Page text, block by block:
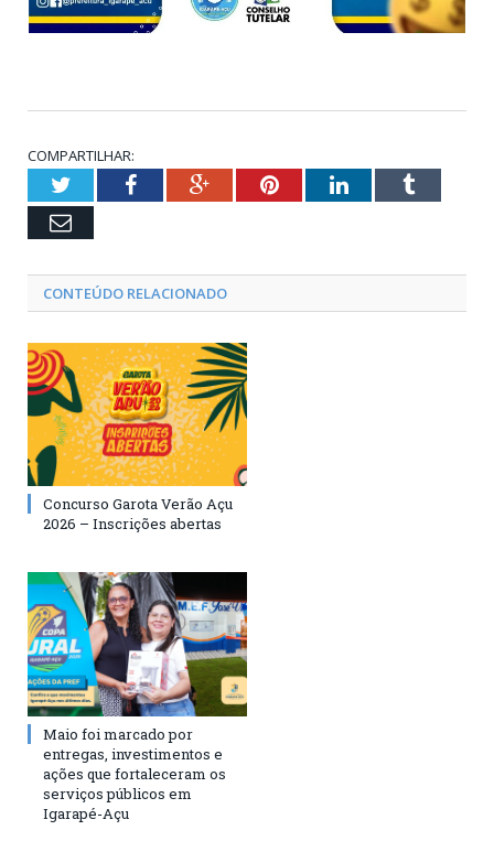
COMPARTILHAR:
TwitterFacebookGoogle+PinterestLinkedInTumblr
Email
CONTEÚDO RELACIONADO
Concurso Garota Verão Açu
2026 – Inscrições abertas
Maio foi marcado por
entregas, investimentos e
ações que fortaleceram os
serviços públicos em
Igarapé-Açu